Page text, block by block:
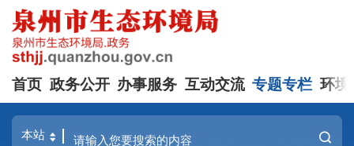
首页 政务公开 办事服务 互动交流 专题专栏 环境